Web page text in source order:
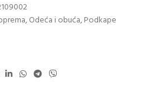
,Odeća i obuća,Podkape